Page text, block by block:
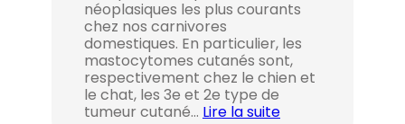
néoplasiques les plus courants
chez nos carnivores
domestiques. En particulier, les
mastocytomes cutanés sont,
respectivement chez le chien et
le chat, les 3e et 2e type de
tumeur cutané… Lire la suite